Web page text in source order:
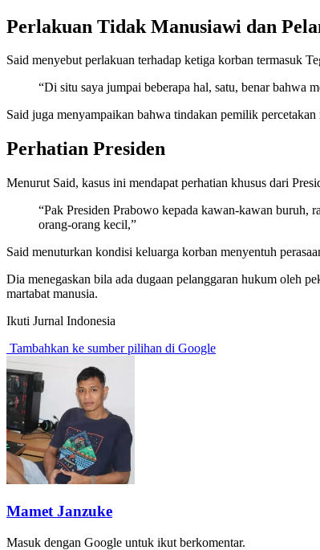
Perlakuan Tidak Manusiawi dan
Said menyebut perlakuan terhadap ketiga korban termasuk
“Di situ saya jumpai beberapa hal, satu, benar bahwa
Said juga menyampaikan bahwa tindakan pemilik
Perhatian Presiden
Menurut Said, kasus ini mendapat perhatian khusus dari
“Pak Presiden Prabowo kepada kawan-kawan buruh,
orang-orang kecil,”
Said menuturkan kondisi keluarga korban menyentuh
Dia menegaskan bila ada dugaan pelanggaran hukum oleh
martabat manusia.
Ikuti Jurnal Indonesia
Tambahkan ke sumber pilihan di Google
Mamet Janzuke
Masuk dengan Google untuk ikut berkomentar.